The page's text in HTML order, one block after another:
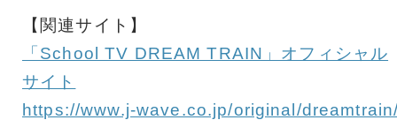
【関連サイト】
「School TV DREAM TRAIN」オフィシャル
サイト
https://www.j-wave.co.jp/original/